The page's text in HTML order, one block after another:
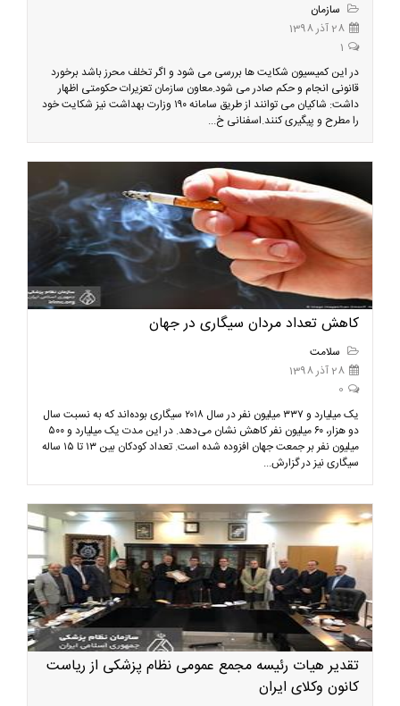
سازمان
28 آذر 1398
1
در این کمیسیون شکایت ها بررسی می شود و اگر تخلف محرز باشد برخورد
قانونی انجام و حکم صادر می شود.معاون سازمان تعزیرات حکومتی اظهار
داشت: شاکیان می توانند از طریق سامانه ١٩٠ وزارت بهداشت نیز شکایت خود
را مطرح و پیگیری کنند.اسفنانی خ...
کاهش تعداد مردان سیگاری در جهان
سلامت
28 آذر 1398
0
یک میلیارد و ۳۳۷ میلیون نفر در سال ۲۰۱۸ سیگاری بوده‌اند که به نسبت سال
دو هزار، ۶۰ میلیون نفر کاهش نشان می‌دهد. در این مدت یک میلیارد و ۵۰۰
میلیون نفر بر جمعت جهان افزوده شده است. تعداد کودکان بین ۱۳ تا ۱۵ ساله
سیگاری نیز در گزارش...
تقدیر هیات رئیسه مجمع عمومی نظام پزشکی از ریاست
کانون وکلای ایران